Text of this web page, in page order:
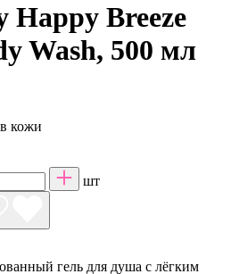
Happy Breeze
Wash, 500 мл
кожи
шт
гель для душа с лёгким